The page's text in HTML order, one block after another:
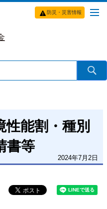
防災・災害情報
性能割・種別
書等
2024年7月2日